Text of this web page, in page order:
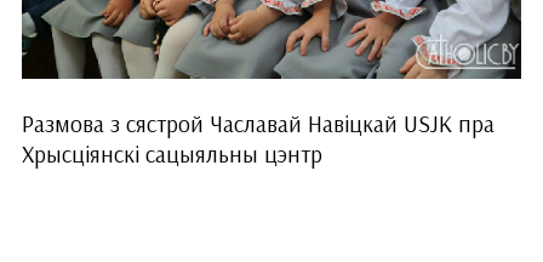
Размова з сястрой Чаславай Навіцкай USJK пра
Хрысціянскі сацыяльны цэнтр